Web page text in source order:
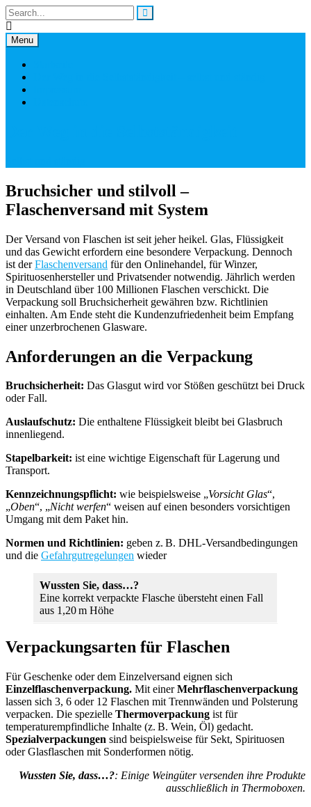
Skip
to
content
Menu
Bruchsicher und stilvoll –
Flaschenversand mit System
Der Versand von Flaschen ist seit jeher heikel. Glas, Flüssigkeit
und das Gewicht erfordern eine besondere Verpackung. Dennoch
ist derFlaschenversand für den Onlinehandel, für Winzer,
Spirituosenhersteller und Privatsender notwendig. Jährlich werden
in Deutschland über 100 Millionen Flaschen verschickt. Die
Verpackung soll Bruchsicherheit gewähren bzw. Richtlinien
einhalten. Am Ende steht die Kundenzufriedenheit beim Empfang
einer unzerbrochenen Glasware.
Anforderungen an die Verpackung
Bruchsicherheit: Das Glasgut wird vor Stößen geschützt bei Druck
oder Fall.
Auslaufschutz: Die enthaltene Flüssigkeit bleibt bei Glasbruch
innenliegend.
Stapelbarkeit: ist eine wichtige Eigenschaft für Lagerung und
Transport.
Kennzeichnungspflicht: wie beispielsweise „Vorsicht Glas“,
„Oben“, „Nicht werfen“ weisen auf einen besonders vorsichtigen
Umgang mit dem Paket hin.
Normen und Richtlinien: geben z. B. DHL-Versandbedingungen
und die Gefahrgutregelungen wieder
Wussten Sie, dass…?
Eine korrekt verpackte Flasche übersteht einen Fall
aus 1,20 m Höhe
Verpackungsarten für Flaschen
Für Geschenke oder dem Einzelversand eignen sich
Einzelflaschenverpackung. Mit einerMehrflaschenverpackung
lassen sich 3, 6 oder 12 Flaschen mit Trennwänden und Polsterung
verpacken. Die spezielle Thermoverpackung ist für
temperaturempfindliche Inhalte (z. B. Wein, Öl) gedacht.
Spezialverpackungen sind beispielsweise für Sekt, Spirituosen
oder Glasflaschen mit Sonderformen nötig.
Wussten Sie, dass…?: Einige Weingüter versenden ihre Produkte
ausschließlich in Thermoboxen.